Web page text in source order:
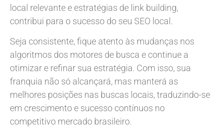
local relevante e estratégias de link building,
contribui para o sucesso do seu SEO local.
Seja consistente, fique atento às mudanças nos
algoritmos dos motores de busca e continue a
otimizar e refinar sua estratégia. Com isso, sua
franquia não só alcançará, mas manterá as
melhores posições nas buscas locais, traduzindo-se
em crescimento e sucesso contínuos no
competitivo mercado brasileiro.